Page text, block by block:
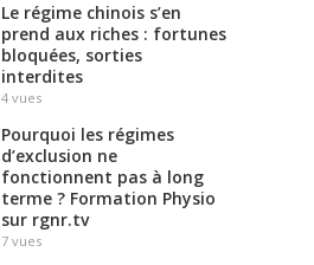
Le régime chinois s’en
prend aux riches : fortunes
bloquées, sorties
interdites
4 vues
Pourquoi les régimes
d’exclusion ne
fonctionnent pas à long
terme ? Formation Physio
sur rgnr.tv
7 vues